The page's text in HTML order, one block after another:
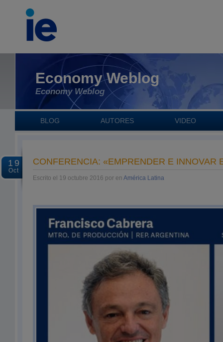
Economy Weblog
Economy Weblog
BLOG AUTORES VIDEO
19
Oct
CONFERENCIA: «EMPRENDER E INNOVAR
Escrito el 19 octubre 2016 por en América Latina